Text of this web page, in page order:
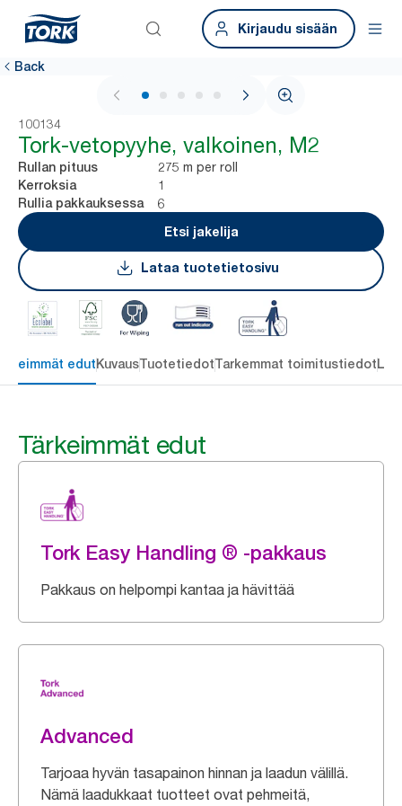
Kirjaudu sisään
Back
1 / 5
100134
Tork-vetopyyhe, valkoinen, M2
Rullan pituus 275 m per roll
Kerroksia 1
Rullia pakkauksessa
6
Etsi jakelija
Lataa tuotetietosivu
edutKuvausTuotetiedotTarkemmat toimitustiedot
Tärkeimmät edut
Tork Easy Handling ® -pakkaus
Pakkaus on helpompi kantaa ja hävittää
Advanced
Tarjoaa hyvän tasapainon hinnan ja laadun välillä.
Nämä laadukkaat tuotteet ovat pehmeitä,